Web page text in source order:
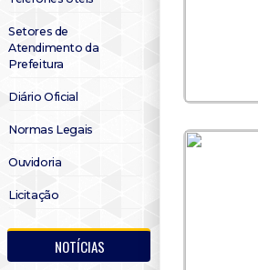
Setores de
Atendimento da
Prefeitura
Diário Oficial
Normas Legais
Ouvidoria
Licitação
NOTÍCIAS